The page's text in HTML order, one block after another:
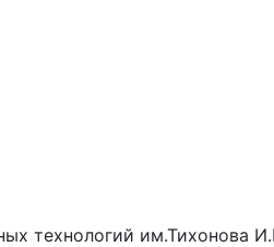
технологий им.Тихонова